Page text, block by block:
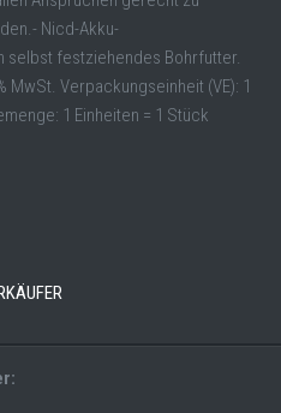
Nicd-Akku-
selbst festziehendes Bohrfutter.
MwSt. Verpackungseinheit (VE): 1
1 Einheiten = 1 Stück